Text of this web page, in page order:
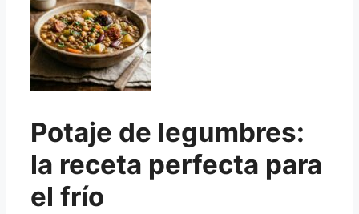
Potaje de legumbres:
la receta perfecta para
el frío